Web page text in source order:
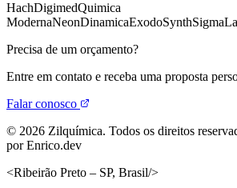
HachDigimedQuimica
ModernaNeonDinamicaExodoSynthSigma
Precisa de um orçamento?
Entre em contato e receba uma proposta
Falar conosco
© 2026 Zilquímica. Todos os direitos
por Enrico.dev
<Ribeirão Preto – SP, Brasil/>